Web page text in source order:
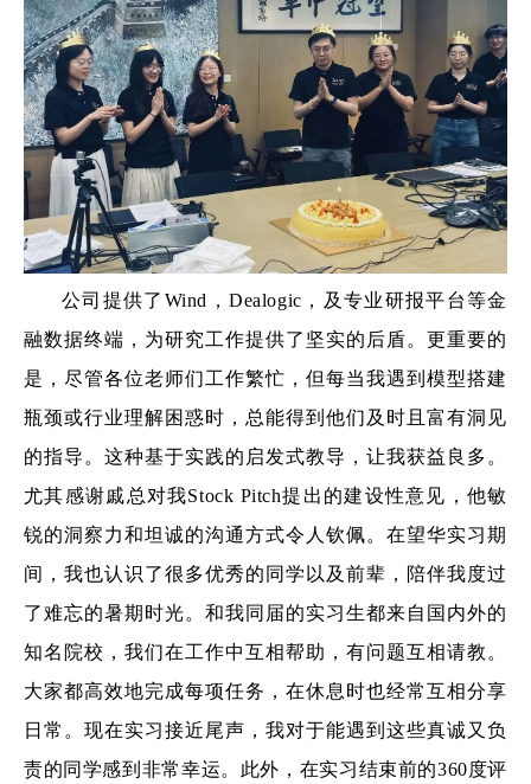
公司提供了Wind，Dealogic，及专业研报平台等金
融数据终端，为研究工作提供了坚实的后盾。更重要的
是，尽管各位老师们工作繁忙，但每当我遇到模型搭建
瓶颈或行业理解困惑时，总能得到他们及时且富有洞见
的指导。这种基于实践的启发式教导，让我获益良多。
尤其感谢戚总对我Stock Pitch提出的建设性意见，他敏
锐的洞察力和坦诚的沟通方式令人钦佩。在望华实习期
间，我也认识了很多优秀的同学以及前辈，陪伴我度过
了难忘的暑期时光。和我同届的实习生都来自国内外的
知名院校，我们在工作中互相帮助，有问题互相请教。
大家都高效地完成每项任务，在休息时也经常互相分享
日常。现在实习接近尾声，我对于能遇到这些真诚又负
责的同学感到非常幸运。此外，在实习结束前的360度评